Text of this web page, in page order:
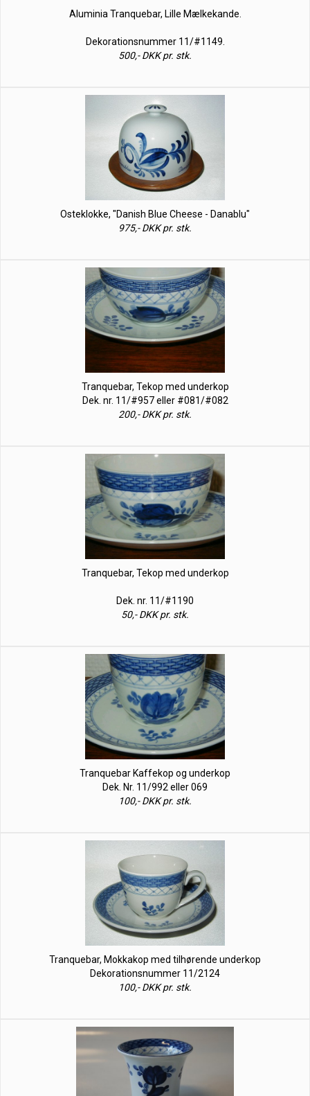
Aluminia Tranquebar, Lille Mælkekande.
Dekorationsnummer 11/#1149.
500,- DKK pr. stk.
Osteklokke, "Danish Blue Cheese - Danablu"
975,- DKK pr. stk.
Tranquebar, Tekop med underkop
Dek. nr. 11/#957 eller #081/#082
200,- DKK pr. stk.
Tranquebar, Tekop med underkop
Dek. nr. 11/#1190
50,- DKK pr. stk.
Tranquebar Kaffekop og underkop
Dek. Nr. 11/992 eller 069
100,- DKK pr. stk.
Tranquebar, Mokkakop med tilhørende underkop
Dekorationsnummer 11/2124
100,- DKK pr. stk.